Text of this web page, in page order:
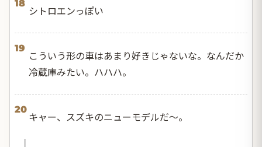
18
シトロエンっぽい
19
こういう形の車はあまり好きじゃないな。なんだか
冷蔵庫みたい。ハハハ。
20
キャー、スズキのニューモデルだ〜。